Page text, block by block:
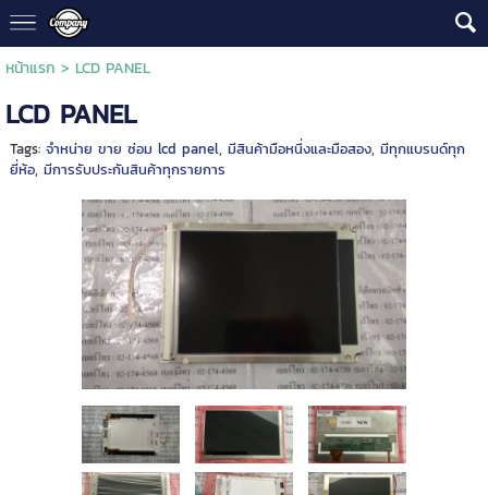
หน้าแรก > LCD PANEL
LCD PANEL
Tags: จำหน่าย ขาย ซ่อม lcd panel, มีสินค้ามือหนึ่งและมือสอง, มีทุกแบรนด์ทุก
ยี่ห้อ, มีการรับประกันสินค้าทุกรายการ